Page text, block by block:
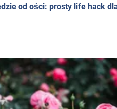
od ości: prosty life hack